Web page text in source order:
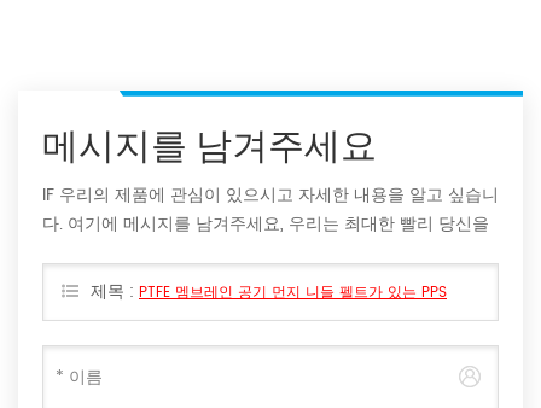
메시지를 남겨주세요
IF 우리의 제품에 관심이 있으시고 자세한 내용을 알고 싶습니
다. 여기에 메시지를 남겨주세요, 우리는 최대한 빨리 당신을
제목 : PTFE 멤브레인 공기 먼지 니들 펠트가 있는 PPS